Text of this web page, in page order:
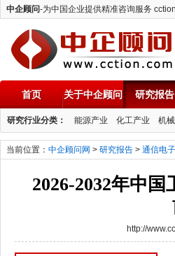
中企顾问-为中国企业提供精准咨询服务
中企顾问
首页 关于中企顾问 研究报告
研究行业分类： 能源产业 化工产业 机
当前位置： 中企顾问网 > 研究报告 > 通信电子
2026-2032年中
http://